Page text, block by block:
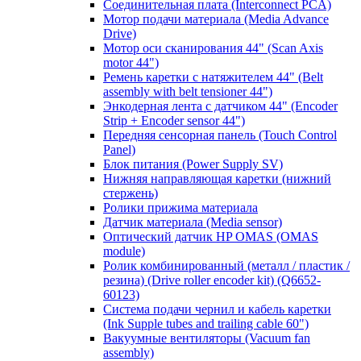
Соединительная плата (Interconnect PCA)
Мотор подачи материала (Media Advance
Drive)
Мотор оси сканирования 44" (Scan Axis
motor 44")
Ремень каретки с натяжителем 44" (Belt
assembly with belt tensioner 44")
Энкодерная лента с датчиком 44" (Encoder
Strip + Encoder sensor 44")
Передняя сенсорная панель (Touch Control
Panel)
Блок питания (Power Supply SV)
Нижняя направляющая каретки (нижний
стержень)
Ролики прижима материала
Датчик материала (Media sensor)
Оптический датчик HP OMAS (OMAS
module)
Ролик комбинированный (металл / пластик /
резина) (Drive roller encoder kit) (Q6652-
60123)
Система подачи чернил и кабель каретки
(Ink Supple tubes and trailing cable 60")
Вакуумные вентиляторы (Vacuum fan
assembly)